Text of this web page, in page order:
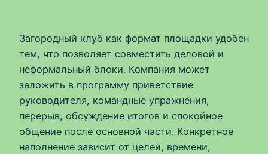
Загородный клуб как формат площадки удобен
тем, что позволяет совместить деловой и
неформальный блоки. Компания может
заложить в программу приветствие
руководителя, командные упражнения,
перерыв, обсуждение итогов и спокойное
общение после основной части. Конкретное
наполнение зависит от целей, времени,